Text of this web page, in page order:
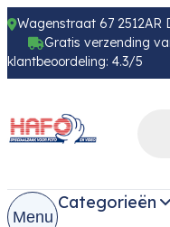
Wagenstraat 67 2512AR
Gratis verzending
klantbeoordeling: 4.3/5
Menu
Categorieën